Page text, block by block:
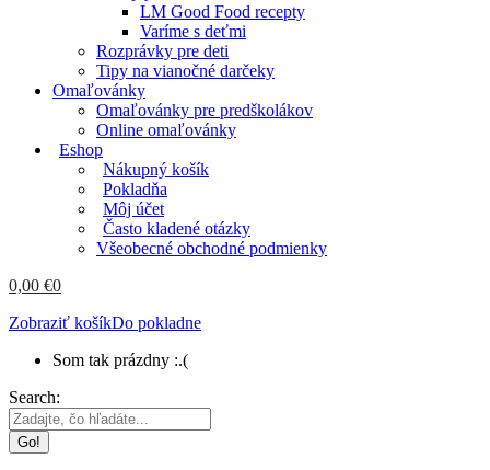
LM Good Food recepty
Varíme s deťmi
Rozprávky pre deti
Tipy na vianočné darčeky
Omaľovánky
Omaľovánky pre predškolákov
Online omaľovánky
Eshop
Nákupný košík
Pokladňa
Môj účet
Často kladené otázky
Všeobecné obchodné podmienky
0,00 €0
Zobraziť košíkDo pokladne
Som tak prázdny :.(
Search: